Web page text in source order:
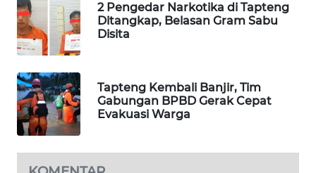
2 Pengedar Narkotika di Tapteng
Ditangkap, Belasan Gram Sabu
Disita
Tapteng Kembali Banjir, Tim
Gabungan BPBD Gerak Cepat
Evakuasi Warga
KOPEKLIN
KONSUMEN
FORWAMKI
ALPERKLINAS